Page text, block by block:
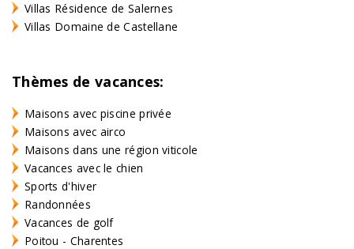
Villas Résidence de Salernes
Villas Domaine de Castellane
Thèmes de vacances:
Maisons avec piscine privée
Maisons avec airco
Maisons dans une région viticole
Vacances avec le chien
Sports d'hiver
Randonnées
Vacances de golf
Poitou - Charentes